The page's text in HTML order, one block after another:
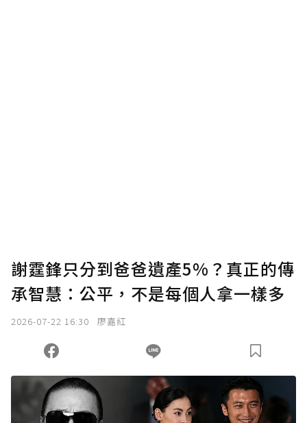
謝霆鋒只分到爸爸遺產5%？真正的傳
承智慧：公平，不是每個人拿一樣多
2026-07-22 16:30 廖嘉紅